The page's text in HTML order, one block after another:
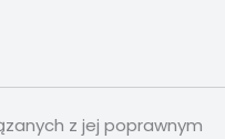
z jej poprawnym